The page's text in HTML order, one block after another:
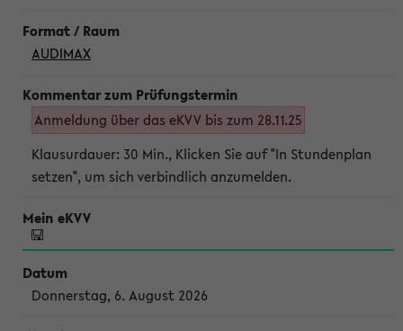
AUDIMAX
Anmeldung über das eKVV bis zum 28.11.25
Klausurdauer: 30 Min., Klicken Sie auf "In Stundenplan
setzen", um sich verbindlich anzumelden.
Donnerstag, 6. August 2026